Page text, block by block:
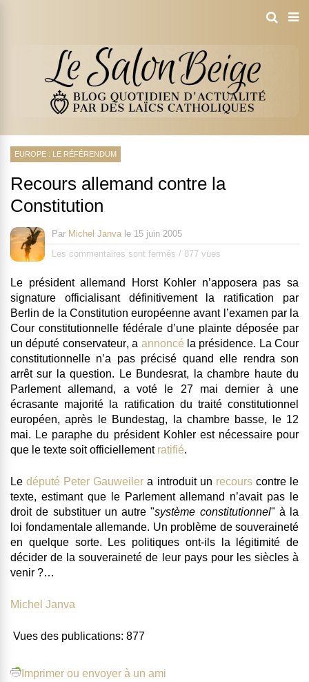
EUROPE : LE RÉFÉRENDUM
Recours allemand contre la
Constitution
Par Michel Janva le 15 juin 2005
Les commentaires sont fermés / 877 vues
Le président allemand Horst Kohler n’apposera pas sa
signature officialisant définitivement la ratification par
Berlin de la Constitution européenne avant l’examen par la
Cour constitutionnelle fédérale d’une plainte déposée par
un député conservateur, a annoncé la présidence. La Cour
constitutionnelle n’a pas précisé quand elle rendra son
arrêt sur la question. Le Bundesrat, la chambre haute du
Parlement allemand, a voté le 27 mai dernier à une
écrasante majorité la ratification du traité constitutionnel
européen, après le Bundestag, la chambre basse, le 12
mai. Le paraphe du président Kohler est nécessaire pour
que le texte soit officiellement ratifié.
Ledéputé Peter Gauweiler a introduit un recourscontre le
texte, estimant que le Parlement allemand n’avait pas le
droit de substituer un autre "système constitutionnel" à la
loi fondamentale allemande. Un problème de souveraineté
en quelque sorte. Les politiques ont-ils la légitimité de
décider de la souveraineté de leur pays pour les siècles à
venir ?…
Michel Janva
Vues des publications: 877
Imprimer ou envoyer à un ami